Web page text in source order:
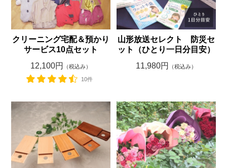
クリーニング宅配＆預かり
サービス10点セット
12,100円
（税込み）
10件
山形放送セレクト 防災セ
ット（ひとり一日分目安）
11,980円
（税込み）